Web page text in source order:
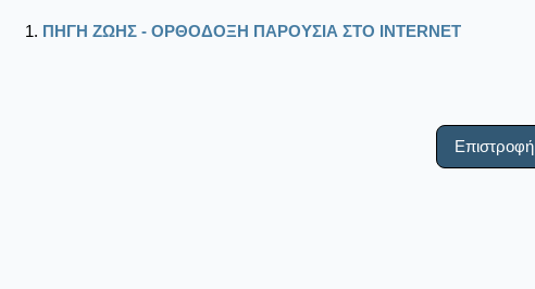
ΠΗΓΗ ΖΩΗΣ - ΟΡΘΟΔΟΞΗ ΠΑΡΟΥΣΙΑ ΣΤΟ ΙΝΤΕRΝΕΤ
Επιστροφή